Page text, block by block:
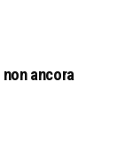
ancora